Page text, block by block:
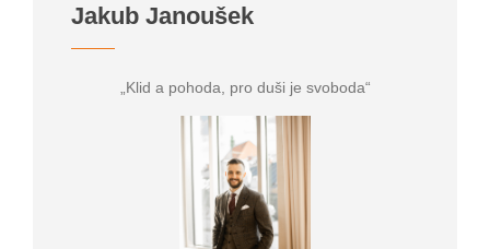
Jakub Janoušek
„Klid a pohoda, pro duši je svoboda“